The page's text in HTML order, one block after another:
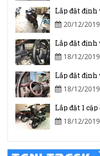
20/12/2019
18/12/2019
18/12/2019
18/12/2019